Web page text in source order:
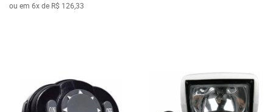
ou em 6xde R$ 126,33